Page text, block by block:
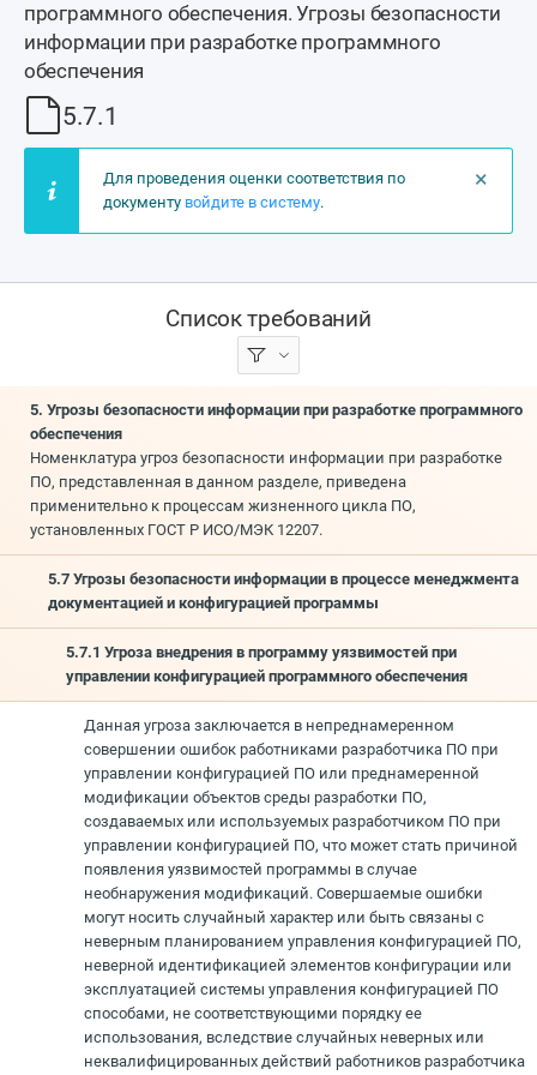
программного обеспечения. Угрозы безопасности
информации при разработке программного
обеспечения
5.7.1
×
Для проведения оценки соответствия по
документу войдите в систему.
Список требований
5. Угрозы безопасности информации при разработке программного
обеспечения
Номенклатура угроз безопасности информации при разработке
ПО, представленная в данном разделе, приведена
применительно к процессам жизненного цикла ПО,
установленных ГОСТ Р ИСО/МЭК 12207.
5.7 Угрозы безопасности информации в процессе менеджмента
документацией и конфигурацией программы
5.7.1 Угроза внедрения в программу уязвимостей при
управлении конфигурацией программного обеспечения
Данная угроза заключается в непреднамеренном
совершении ошибок работниками разработчика ПО при
управлении конфигурацией ПО или преднамеренной
модификации объектов среды разработки ПО,
создаваемых или используемых разработчиком ПО при
управлении конфигурацией ПО, что может стать причиной
появления уязвимостей программы в случае
необнаружения модификаций. Совершаемые ошибки
могут носить случайный характер или быть связаны с
неверным планированием управления конфигурацией ПО,
неверной идентификацией элементов конфигурации или
эксплуатацией системы управления конфигурацией ПО
способами, не соответствующими порядку ее
использования, вследствие случайных неверных или
неквалифицированных действий работников разработчика